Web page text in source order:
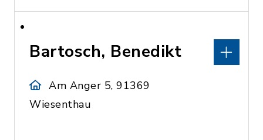
Bartosch, Benedikt
Am Anger 5, 91369
Wiesenthau